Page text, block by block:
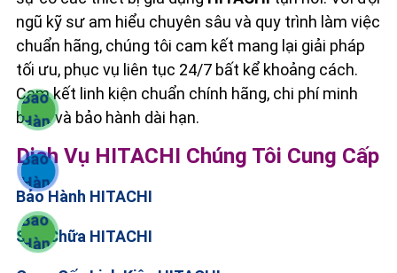
ngũ kỹ sư am hiểu chuyên sâu và quy trình làm việc
chuẩn hãng, chúng tôi cam kết mang lại giải pháp
tối ưu, phục vụ liên tục 24/7 bất kể khoảng cách.
Cam kết linh kiện chuẩn chính hãng, chi phí minh
bạch và bảo hành dài hạn.
Dịch Vụ HITACHI Chúng Tôi Cung Cấp
Bảo Hành HITACHI
Sửa Chữa HITACHI